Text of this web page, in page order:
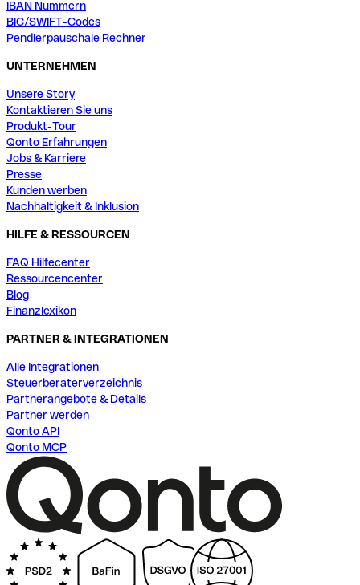
IBAN Nummern
BIC/SWIFT-Codes
Pendlerpauschale Rechner
UNTERNEHMEN
Unsere Story
Kontaktieren Sie uns
Produkt-Tour
Qonto Erfahrungen
Jobs & Karriere
Presse
Kunden werben
Nachhaltigkeit & Inklusion
HILFE & RESSOURCEN
FAQ Hilfecenter
Ressourcencenter
Blog
Finanzlexikon
PARTNER & INTEGRATIONEN
Alle Integrationen
Steuerberaterverzeichnis
Partnerangebote & Details
Partner werden
Qonto API
Qonto MCP